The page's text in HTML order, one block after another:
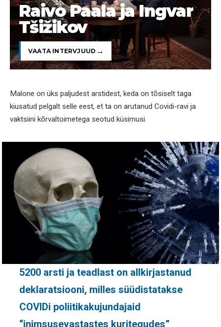
Raivo Paala ja Ingvar
Tšižikov
VAATA INTERVJUUD
Malone on üks paljudest arstidest, keda on tõsiselt taga
kiusatud pelgalt selle eest, et ta on arutanud Covidi-ravi ja
vaktsiini kõrvaltoimetega seotud küsimusi.
5200 arsti ja teadlast on allkirjastanud
deklaratsiooni, milles süüdistatakse
COVIDi poliitikakujundajaid
“inimsusevastastes kuritegudes”